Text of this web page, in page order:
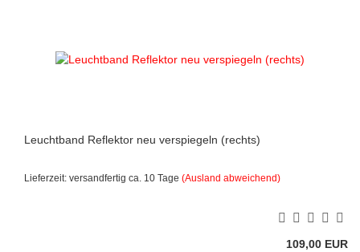
Leuchtband Reflektor neu verspiegeln (rechts)
Lieferzeit: versandfertig ca. 10 Tage (Ausland abweichend)
109,00 EUR